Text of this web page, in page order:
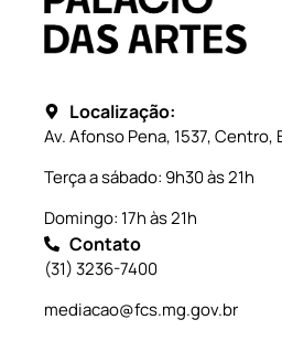
Localização:
Av. Afonso Pena, 1537, Centro,
Terça a sábado: 9h30 às 21h
Domingo: 17h às 21h
Contato
(31) 3236-7400
mediacao@fcs.mg.gov.br